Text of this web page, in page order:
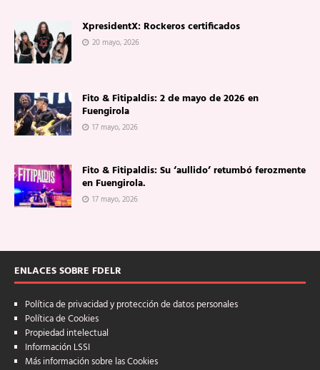
XpresidentX: Rockeros certificados
20 mayo, 2026
Fito & Fitipaldis: 2 de mayo de 2026 en
Fuengirola
17 mayo, 2026
Fito & Fitipaldis: Su ‘aullido’ retumbó ferozmente
en Fuengirola.
17 mayo, 2026
ENLACES SOBRE FDELR
Política de privacidad y protección de datos personales
Política de Cookies
Propiedad intelectual
Información LSSI
Más información sobre las Cookies